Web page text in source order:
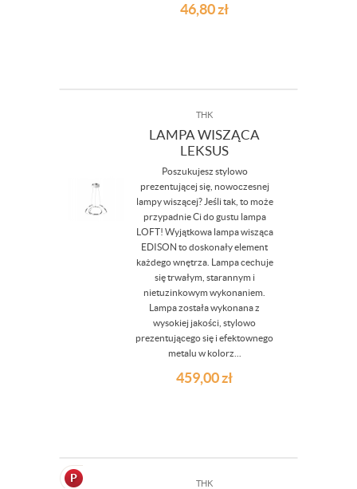
46,80zł
THK
LAMPA WISZĄCA
LEKSUS
Poszukujesz stylowo
prezentującej się, nowoczesnej
lampy wiszącej? Jeśli tak, to może
przypadnie Ci do gustu lampa
LOFT! Wyjątkowa lampa wisząca
EDISON to doskonały element
każdego wnętrza. Lampa cechuje
się trwałym, starannym i
nietuzinkowym wykonaniem.
Lampa została wykonana z
wysokiej jakości, stylowo
prezentującego się i efektownego
metalu w kolorz...
459,00zł
THK